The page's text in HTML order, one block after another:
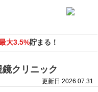
大3.5%貯まる！
クリニック
更新日:2026.07.31